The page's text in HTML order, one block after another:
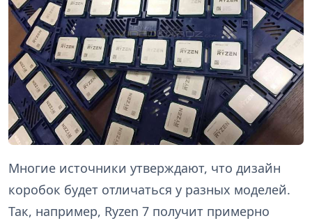
Многие источники утверждают, что дизайн
коробок будет отличаться у разных моделей.
Так, например, Ryzen 7 получит примерно